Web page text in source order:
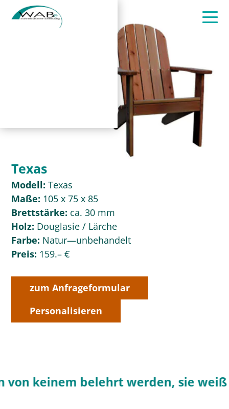
Texas
Modell: Texas
Maße: 105 x 75 x 85
Brettstärke: ca. 30 mm
Holz: Douglasie / Lärche
Farbe: Natur—unbehandelt
Preis: 159.– €
zum Anfrageformular
Personalisieren
keinem belehrt werden, sie weiß